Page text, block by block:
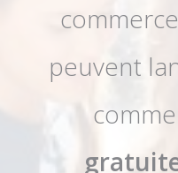
peuvent